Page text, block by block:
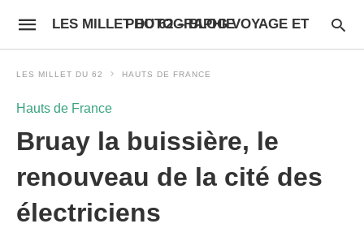
LES MILLET DU 62 – BLOG VOYAGE ET PHOTOGRAPHIE
LES MILLET DU 62 HAUTS DE FRANCE
Hauts de France
Bruay la buissière, le
renouveau de la cité des
électriciens